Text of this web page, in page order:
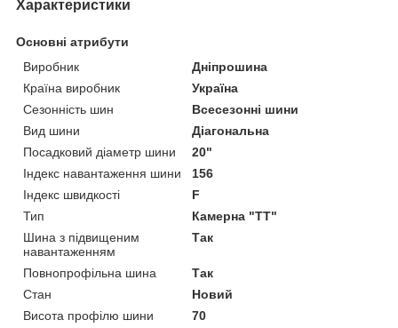
Характеристики
Основні атрибути
Виробник
Дніпрошина
Країна виробник
Україна
Сезонність шин
Всесезонні шини
Вид шини
Діагональна
Посадковий діаметр шини
20"
Індекс навантаження шини
156
Індекс швидкості
F
Тип
Камерна "TT"
Шина з підвищеним
навантаженням
Так
Повнопрофільна шина
Так
Стан
Новий
Висота профілю шини
70